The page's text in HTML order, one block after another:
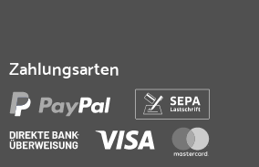
Zahlungsarten